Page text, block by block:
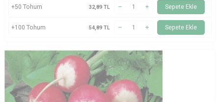
+50 Tohum 32,89 TL Sepete Ekle
+100 Tohum 54,89 TL Sepete Ekle